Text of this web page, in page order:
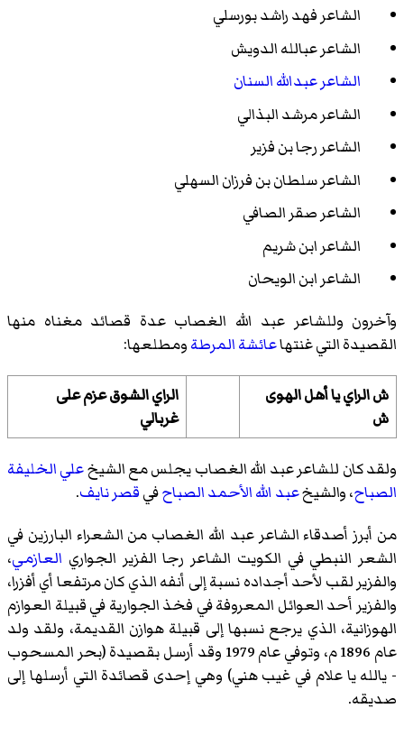
الشاعر فهد راشد بورسلي
الشاعر عبالله الدويش
الشاعر عبدالله السنان
الشاعر مرشد البذالي
الشاعر رجا بن فزير
الشاعر سلطان بن فرزان السهلي
الشاعر صقر الصافي
الشاعر ابن شريم
الشاعر ابن الويحان
وآخرون وللشاعر عبد الله الغصاب عدة قصائد مغناه منها
القصيدة التي غنتهاعائشة المرطةومطلعها:
ش الراي يا أهل الهوى
ش
الراي الشوق عزم على
غربالي
ولقد كان للشاعر عبد الله الغصاب يجلس مع الشيخعلي الخليفة
الصباح، والشيخعبد الله الأحمد الصباحفيقصر نايف.
من أبرز أصدقاء الشاعر عبد الله الغصاب من الشعراء البارزين في
الشعر النبطي في الكويت الشاعر رجا الفزير الجواري العازمي،
والفزير لقب لأحد أجداده نسبة إلى أنفه الذي كان مرتفعا أي أفزرا،
والفزير أحد العوائل المعروفة في فخذ الجوارية في قبيلة العوازم
الهوزانية، الذي يرجع نسبها إلى قبيلة هوازن القديمة، ولقد ولد
عام 1896 م، وتوفي عام 1979 وقد أرسل بقصيدة (بحر المسحوب
- يالله يا علام في غيب هني) وهي إحدى قصائدة التي أرسلها إلى
صديقه.